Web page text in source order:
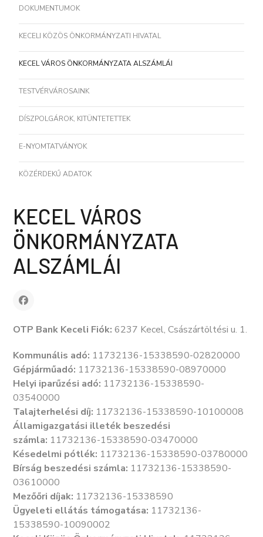
DOKUMENTUMOK
KECELI KÖZÖS ÖNKORMÁNYZATI HIVATAL
KECEL VÁROS ÖNKORMÁNYZATA ALSZÁMLÁI
TESTVÉRVÁROSAINK
DÍSZPOLGÁROK, KITÜNTETETTEK
E-NYOMTATVÁNYOK
KÖZÉRDEKŰ ADATOK
KECEL VÁROS
ÖNKORMÁNYZATA
ALSZÁMLÁI
OTP Bank Keceli Fiók: 6237 Kecel, Császártöltési u. 1.
Kommunális adó: 11732136-15338590-02820000
Gépjárműadó: 11732136-15338590-08970000
Helyi iparűzési adó: 11732136-15338590-
03540000
Talajterhelési díj: 11732136-15338590-10100008
Államigazgatási illeték beszedési
számla: 11732136-15338590-03470000
Késedelmi pótlék: 11732136-15338590-03780000
Bírság beszedési számla: 11732136-15338590-
03610000
Mezőőri díjak: 11732136-15338590
Ügyeleti ellátás támogatása: 11732136-
15338590-10090002